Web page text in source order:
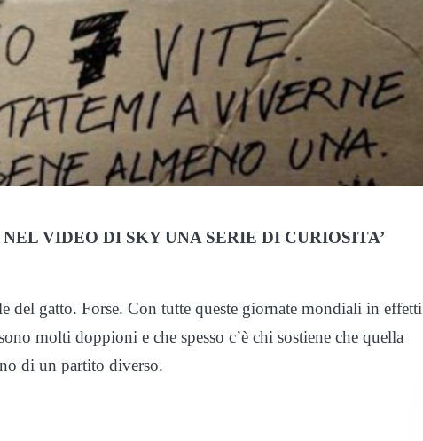
VIDEO DI SKY UNA SERIE DI CURIOSITA’
del gatto. Forse. Con tutte queste giornate mondiali in effetti
molti doppioni e che spesso c’è chi sostiene che quella
di un partito diverso.